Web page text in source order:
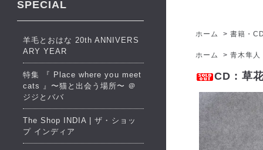
ホーム >書籍・
ホーム >青木隼人
CD : 草
SPECIAL
羊毛とおはな 20th ANNIVERS
ARY YEAR
特集 『 Place where you meet
cats 』〜猫と出会う場所〜 ＠
ジジとババ
The Shop INDIA | ザ・ショッ
プ インディア